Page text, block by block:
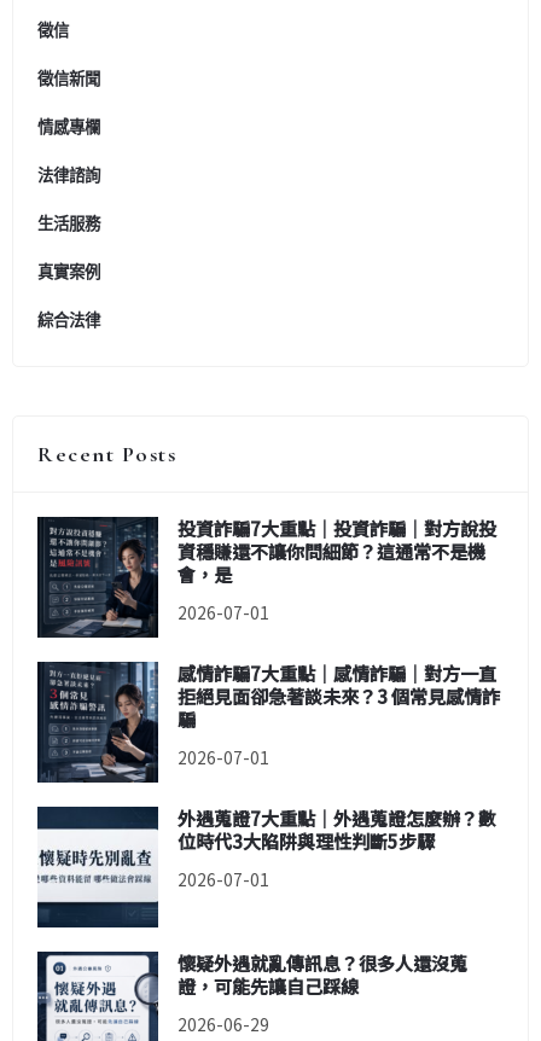
徵信
徵信新聞
情感專欄
法律諮詢
生活服務
真實案例
綜合法律
Recent Posts
投資詐騙7大重點｜投資詐騙｜對方說投
資穩賺還不讓你問細節？這通常不是機
會，是
2026-07-01
感情詐騙7大重點｜感情詐騙｜對方一直
拒絕見面卻急著談未來？3 個常見感情詐
騙
2026-07-01
外遇蒐證7大重點｜外遇蒐證怎麼辦？數
位時代3大陷阱與理性判斷5步驟
2026-07-01
懷疑外遇就亂傳訊息？很多人還沒蒐
證，可能先讓自己踩線
2026-06-29